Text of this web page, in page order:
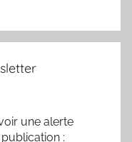
une alerte
: